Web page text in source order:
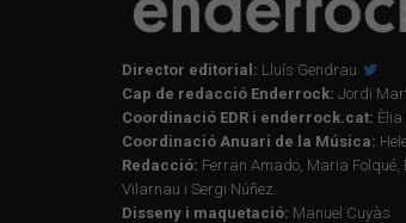
Director editorial: Lluís Gendrau
Cap de redacció Enderrock: Jordi
Coordinació EDR i enderrock.cat: Èlia
Coordinació Anuari de la Música:
Redacció: Ferran Amado, Maria
Vilarnau i Sergi Núñez
Disseny i maquetació: Manuel Cuyàs